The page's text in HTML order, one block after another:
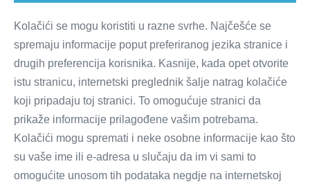
Kolačići se mogu koristiti u razne svrhe. Najčešće se
spremaju informacije poput preferiranog jezika stranice i
drugih preferencija korisnika. Kasnije, kada opet otvorite
istu stranicu, internetski preglednik šalje natrag kolačiće
koji pripadaju toj stranici. To omogućuje stranici da
prikaže informacije prilagođene vašim potrebama.
Kolačići mogu spremati i neke osobne informacije kao što
su vaše ime ili e-adresa u slučaju da im vi sami to
omogućite unosom tih podataka negdje na internetskoj